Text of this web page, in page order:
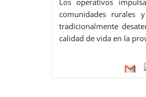
Los operativos
comunidades rurales
tradicionalmente
calidad de vida en la